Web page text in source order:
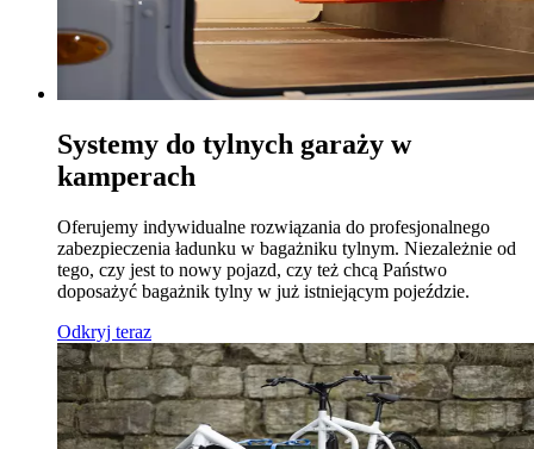
Systemy do tylnych garaży w
kamperach
Oferujemy indywidualne rozwiązania do profesjonalnego
zabezpieczenia ładunku w bagażniku tylnym. Niezależnie od
tego, czy jest to nowy pojazd, czy też chcą Państwo
doposażyć bagażnik tylny w już istniejącym pojeździe.
Odkryj teraz